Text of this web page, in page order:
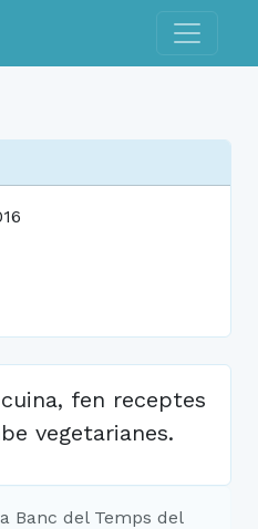
Toggle
fen receptes
vegetarianes.
Banc del Temps del